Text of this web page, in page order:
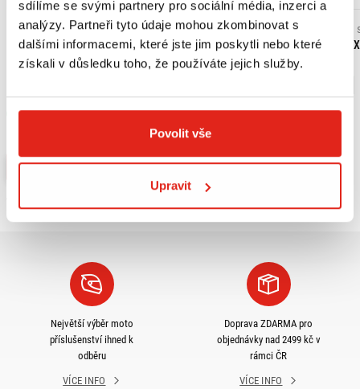
sdílíme se svými partnery pro sociální média, inzerci a
analýzy. Partneři tyto údaje mohou zkombinovat s
dalšími informacemi, které jste jim poskytli nebo které
získali v důsledku toho, že používáte jejich služby.
Povolit vše
Upravit
1 279 Kč
1 279 Kč
s DPH
SUZUKI TRIČKO HAYABUSA
Skladem
Koupit
1 189 Kč
SUZUKI TRIČKO
Skladem
Koupit
Největší výběr moto
příslušenství ihned k
odběru
VÍCE INFO
Doprava ZDARMA pro
objednávky nad 2499 kč v
rámci ČR
VÍCE INFO